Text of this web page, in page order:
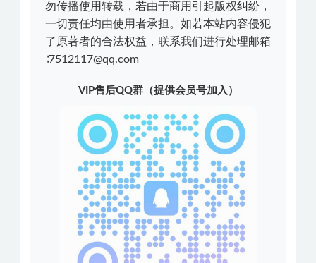
勿传播使用转载，若由于商用引起版权纠纷，
一切责任均由使用者承担。如若本站内容侵犯
了原著者的合法权益，联系我们进行处理邮箱
∶7512117@qq.com
VIP售后QQ群（提供会员号加入）